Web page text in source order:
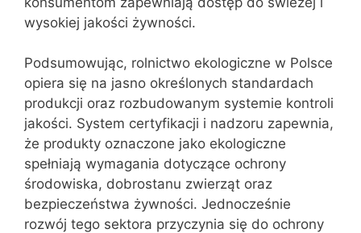
wysokiej jakości żywności.
Podsumowując, rolnictwo ekologiczne w Polsce
opiera się na jasno określonych standardach
produkcji oraz rozbudowanym systemie kontroli
jakości. System certyfikacji i nadzoru zapewnia,
że produkty oznaczone jako ekologiczne
spełniają wymagania dotyczące ochrony
środowiska, dobrostanu zwierząt oraz
bezpieczeństwa żywności. Jednocześnie
rozwój tego sektora przyczynia się do ochrony